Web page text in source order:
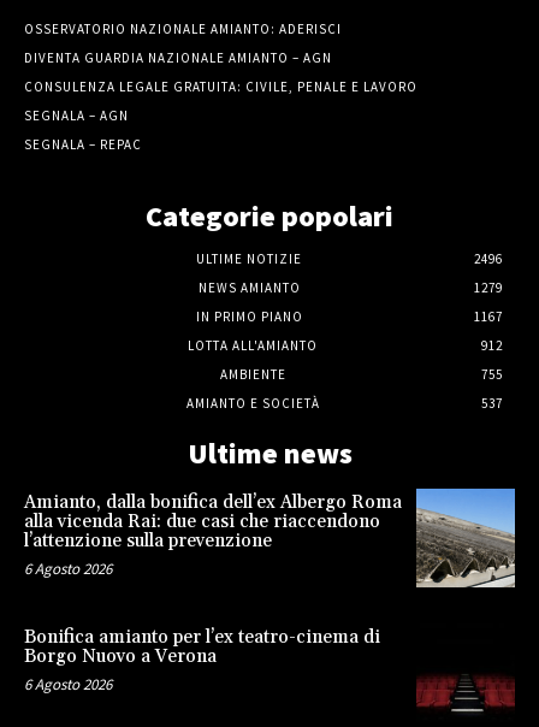
OSSERVATORIO NAZIONALE AMIANTO: ADERISCI
DIVENTA GUARDIA NAZIONALE AMIANTO – AGN
CONSULENZA LEGALE GRATUITA: CIVILE, PENALE E LAVORO
SEGNALA – AGN
SEGNALA – REPAC
Categorie popolari
ULTIME NOTIZIE
2496
NEWS AMIANTO
1279
IN PRIMO PIANO
1167
LOTTA ALL'AMIANTO
912
AMBIENTE
755
AMIANTO E SOCIETÀ
537
Ultime news
Amianto, dalla bonifica dell’ex Albergo Roma
alla vicenda Rai: due casi che riaccendono
l’attenzione sulla prevenzione
6 Agosto 2026
Bonifica amianto per l’ex teatro-cinema di
Borgo Nuovo a Verona
6 Agosto 2026